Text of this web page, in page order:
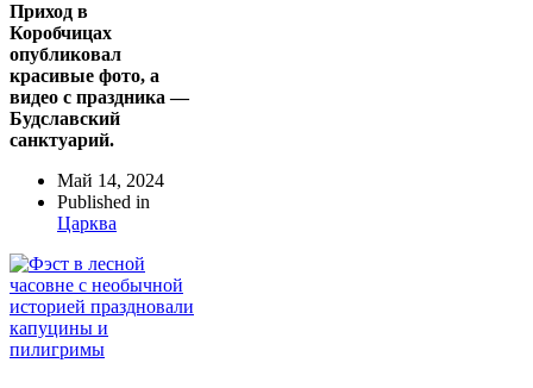
Приход в
Коробчицах
опубликовал
красивые фото, а
видео с праздника —
Будславский
санктуарий.
Май 14, 2024
Published in
Царква